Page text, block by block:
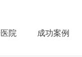
院 成功案例